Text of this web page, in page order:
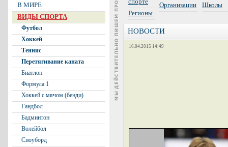
В МИРЕ
ВИДЫ СПОРТА
Футбол
Хоккей
Теннис
Перетягивание каната
Биатлон
Формула 1
Хоккей с мячом (бенди)
Гандбол
Бадминтон
Волейбол
Сноуборд
Регионы
Организации
Школы
НОВОСТИ
16.04.2015 14:49